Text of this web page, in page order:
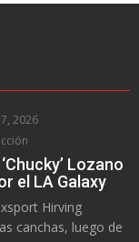
2026
Lozano
el LA Galaxy
Hirving
canchas, luego de